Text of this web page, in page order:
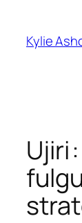
content
Kylie
Ujiri